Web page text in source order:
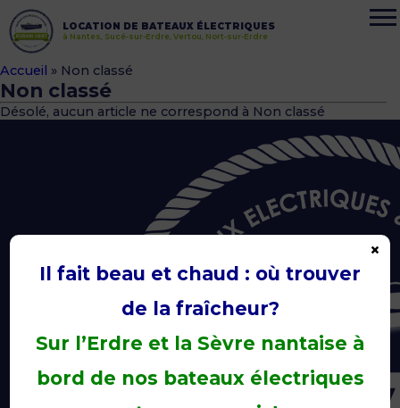
LOCATION DE BATEAUX ÉLECTRIQUES
à Nantes, Sucé-sur-Erdre, Vertou, Nort-sur-Erdre
Accueil » Non classé
Non classé
Désolé, aucun article ne correspond à Non classé
Il fait beau et chaud : où trouver
de la fraîcheur?
Sur l’Erdre et la Sèvre nantaise à
bord de nos bateaux électriques
×